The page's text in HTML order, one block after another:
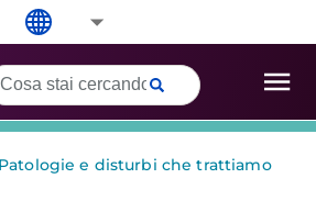
Patologie e disturbi che trattiamo